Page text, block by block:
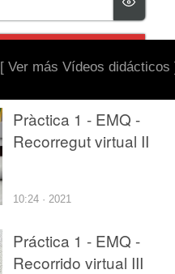
[ Ver más Vídeos didácticos
Pràctica 1 - EMQ -
Recorregut virtual II
10:24 · 2021
Práctica 1 - EMQ -
Recorrido virtual III